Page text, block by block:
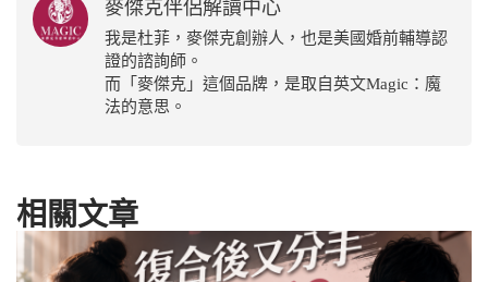
麥傑克伴侶解讀中心
我是杜菲，麥傑克創辦人，也是美國婚前輔導認
證的諮詢師。
而「麥傑克」這個品牌，是取自英文Magic：魔
法的意思。
相關文章